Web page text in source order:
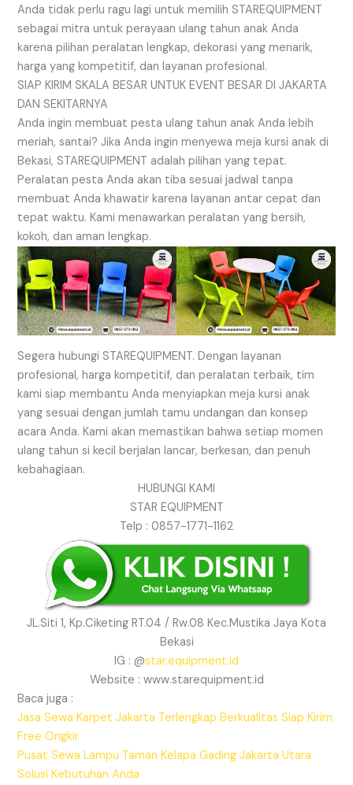
Anda tidak perlu ragu lagi untuk memilih STAREQUIPMENT
sebagai mitra untuk perayaan ulang tahun anak Anda
karena pilihan peralatan lengkap, dekorasi yang menarik,
harga yang kompetitif, dan layanan profesional.
SIAP KIRIM SKALA BESAR UNTUK EVENT BESAR DI JAKARTA
DAN SEKITARNYA
Anda ingin membuat pesta ulang tahun anak Anda lebih
meriah, santai? Jika Anda ingin menyewa meja kursi anak di
Bekasi, STAREQUIPMENT adalah pilihan yang tepat.
Peralatan pesta Anda akan tiba sesuai jadwal tanpa
membuat Anda khawatir karena layanan antar cepat dan
tepat waktu. Kami menawarkan peralatan yang bersih,
kokoh, dan aman lengkap.
Segera hubungi STAREQUIPMENT. Dengan layanan
profesional, harga kompetitif, dan peralatan terbaik, tim
kami siap membantu Anda menyiapkan meja kursi anak
yang sesuai dengan jumlah tamu undangan dan konsep
acara Anda. Kami akan memastikan bahwa setiap momen
ulang tahun si kecil berjalan lancar, berkesan, dan penuh
kebahagiaan.
HUBUNGI KAMI
STAR EQUIPMENT
Telp : 0857-1771-1162
JL.Siti 1, Kp.Ciketing RT.04 / Rw.08 Kec.Mustika Jaya Kota
Bekasi
IG : @star.equipment.id
Website : www.starequipment.id
Baca juga :
Jasa Sewa Karpet Jakarta Terlengkap Berkualitas Siap Kirim
Free Ongkir
Pusat Sewa Lampu Taman Kelapa Gading Jakarta Utara
Solusi Kebutuhan Anda